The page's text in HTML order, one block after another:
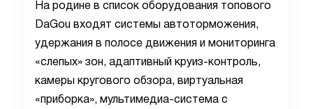
На родине в список оборудования топового
DaGou входят системы автоторможения,
удержания в полосе движения и мониторинга
«слепых» зон, адаптивный круиз-контроль,
камеры кругового обзора, виртуальная
«приборка», мультимедиа-система с